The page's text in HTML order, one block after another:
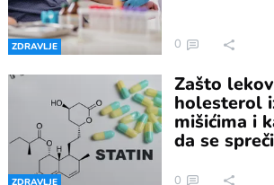
ZDRAVLJE 0
ZDRAVLJE
Zašto
holesterol
mišićima i
da se
0